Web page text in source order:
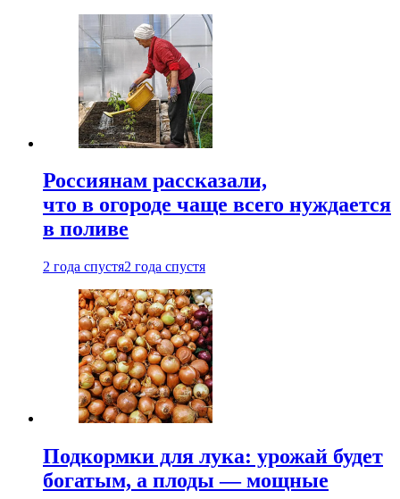
Россиянам рассказали,
что в огороде чаще всего нуждается
в поливе
2 года спустя2 года спустя
Подкормки для лука: урожай будет
богатым, а плоды — мощные